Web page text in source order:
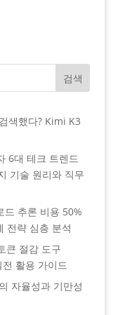
검색
색했다? Kimi K3
6대 테크 트렌드
기술 원리와 직무
드 추론 비용 50%
전략 심층 분석
큰 절감 도구
활용 가이드
자율성과 기만성